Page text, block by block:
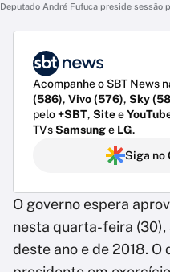
Deputado André Fufuca preside sessão
Acompanhe o SBT News
(586), Vivo (576), Sky
pelo+SBT, Sitee
TVsSamsunge LG.
Siga no
O governo espera
nesta quarta-feira
deste ano e de 2018.